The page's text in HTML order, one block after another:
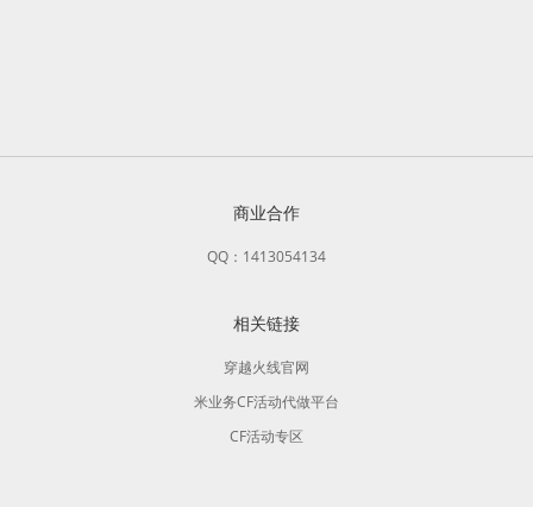
商业合作
QQ：1413054134
相关链接
穿越火线官网
米业务CF活动代做平台
CF活动专区